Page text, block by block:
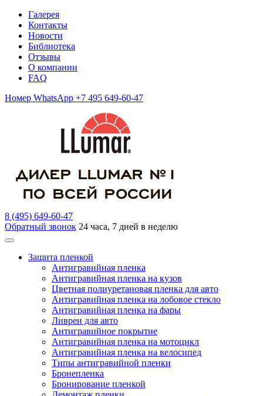
Галерея
Контакты
Новости
Библиотека
Отзывы
О компании
FAQ
Номер WhatsApp +7 495 649-60-47
8 (495) 649-60-47
Обратный звонок 24 часа, 7 дней в неделю
Защита пленкой
Антигравийная пленка
Антигравийная пленка на кузов
Цветная полиуретановая пленка для авто
Антигравийная пленка на лобовое стекло
Антигравийная пленка на фары
Ливреи для авто
Антигравийное покрытие
Антигравийная пленка на мотоцикл
Антигравийная пленка на велосипед
Типы антигравийной пленки
Бронепленка
Бронирование пленкой